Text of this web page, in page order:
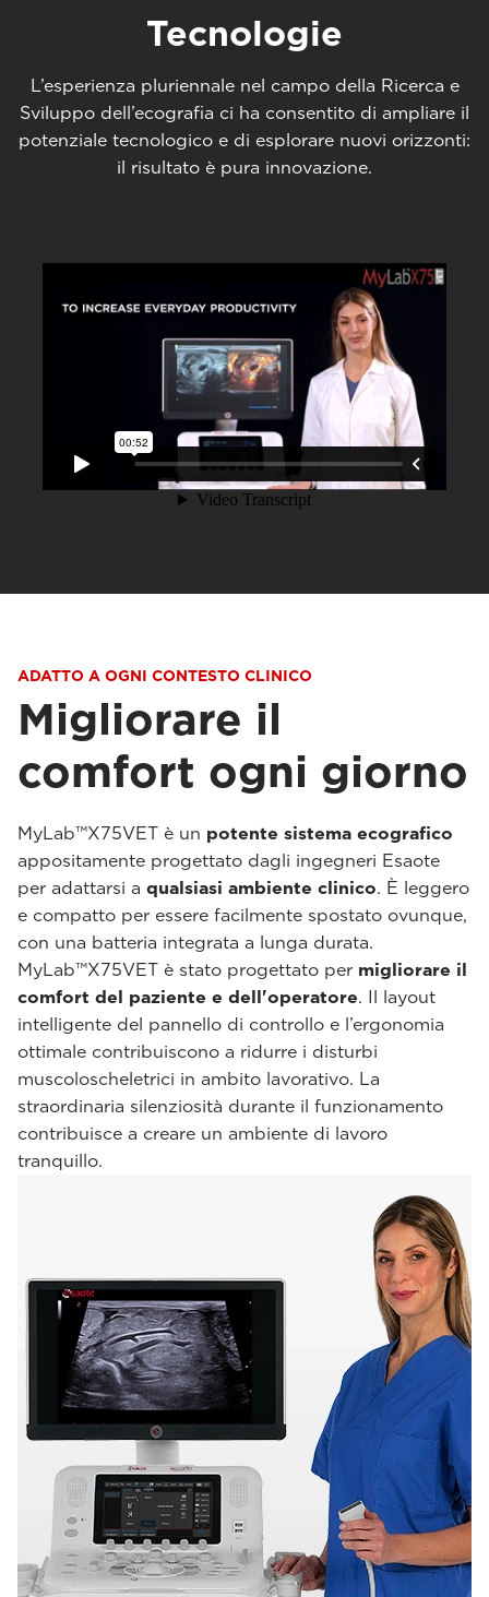
Tecnologie
L’esperienza pluriennale nel campo della Ricerca e
Sviluppo dell’ecografia ci ha consentito di ampliare il
potenziale tecnologico e di esplorare nuovi orizzonti:
il risultato è pura innovazione.
ADATTO A OGNI CONTESTO CLINICO
Migliorare il
comfort ogni giorno
MyLab™X75VET è un potente sistema ecografico
appositamente progettato dagli ingegneri Esaote
per adattarsi a qualsiasi ambiente clinico. È leggero
e compatto per essere facilmente spostato ovunque,
con una batteria integrata a lunga durata.
MyLab™X75VET è stato progettato per migliorare il
comfort del paziente e dell'operatore. Il layout
intelligente del pannello di controllo e l’ergonomia
ottimale contribuiscono a ridurre i disturbi
muscoloscheletrici in ambito lavorativo. La
straordinaria silenziosità durante il funzionamento
contribuisce a creare un ambiente di lavoro
tranquillo.